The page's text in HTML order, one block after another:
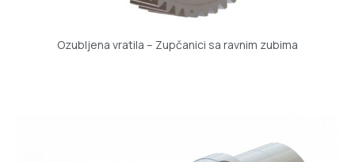
Ozubljena vratila – Zupčanici sa ravnim zubima